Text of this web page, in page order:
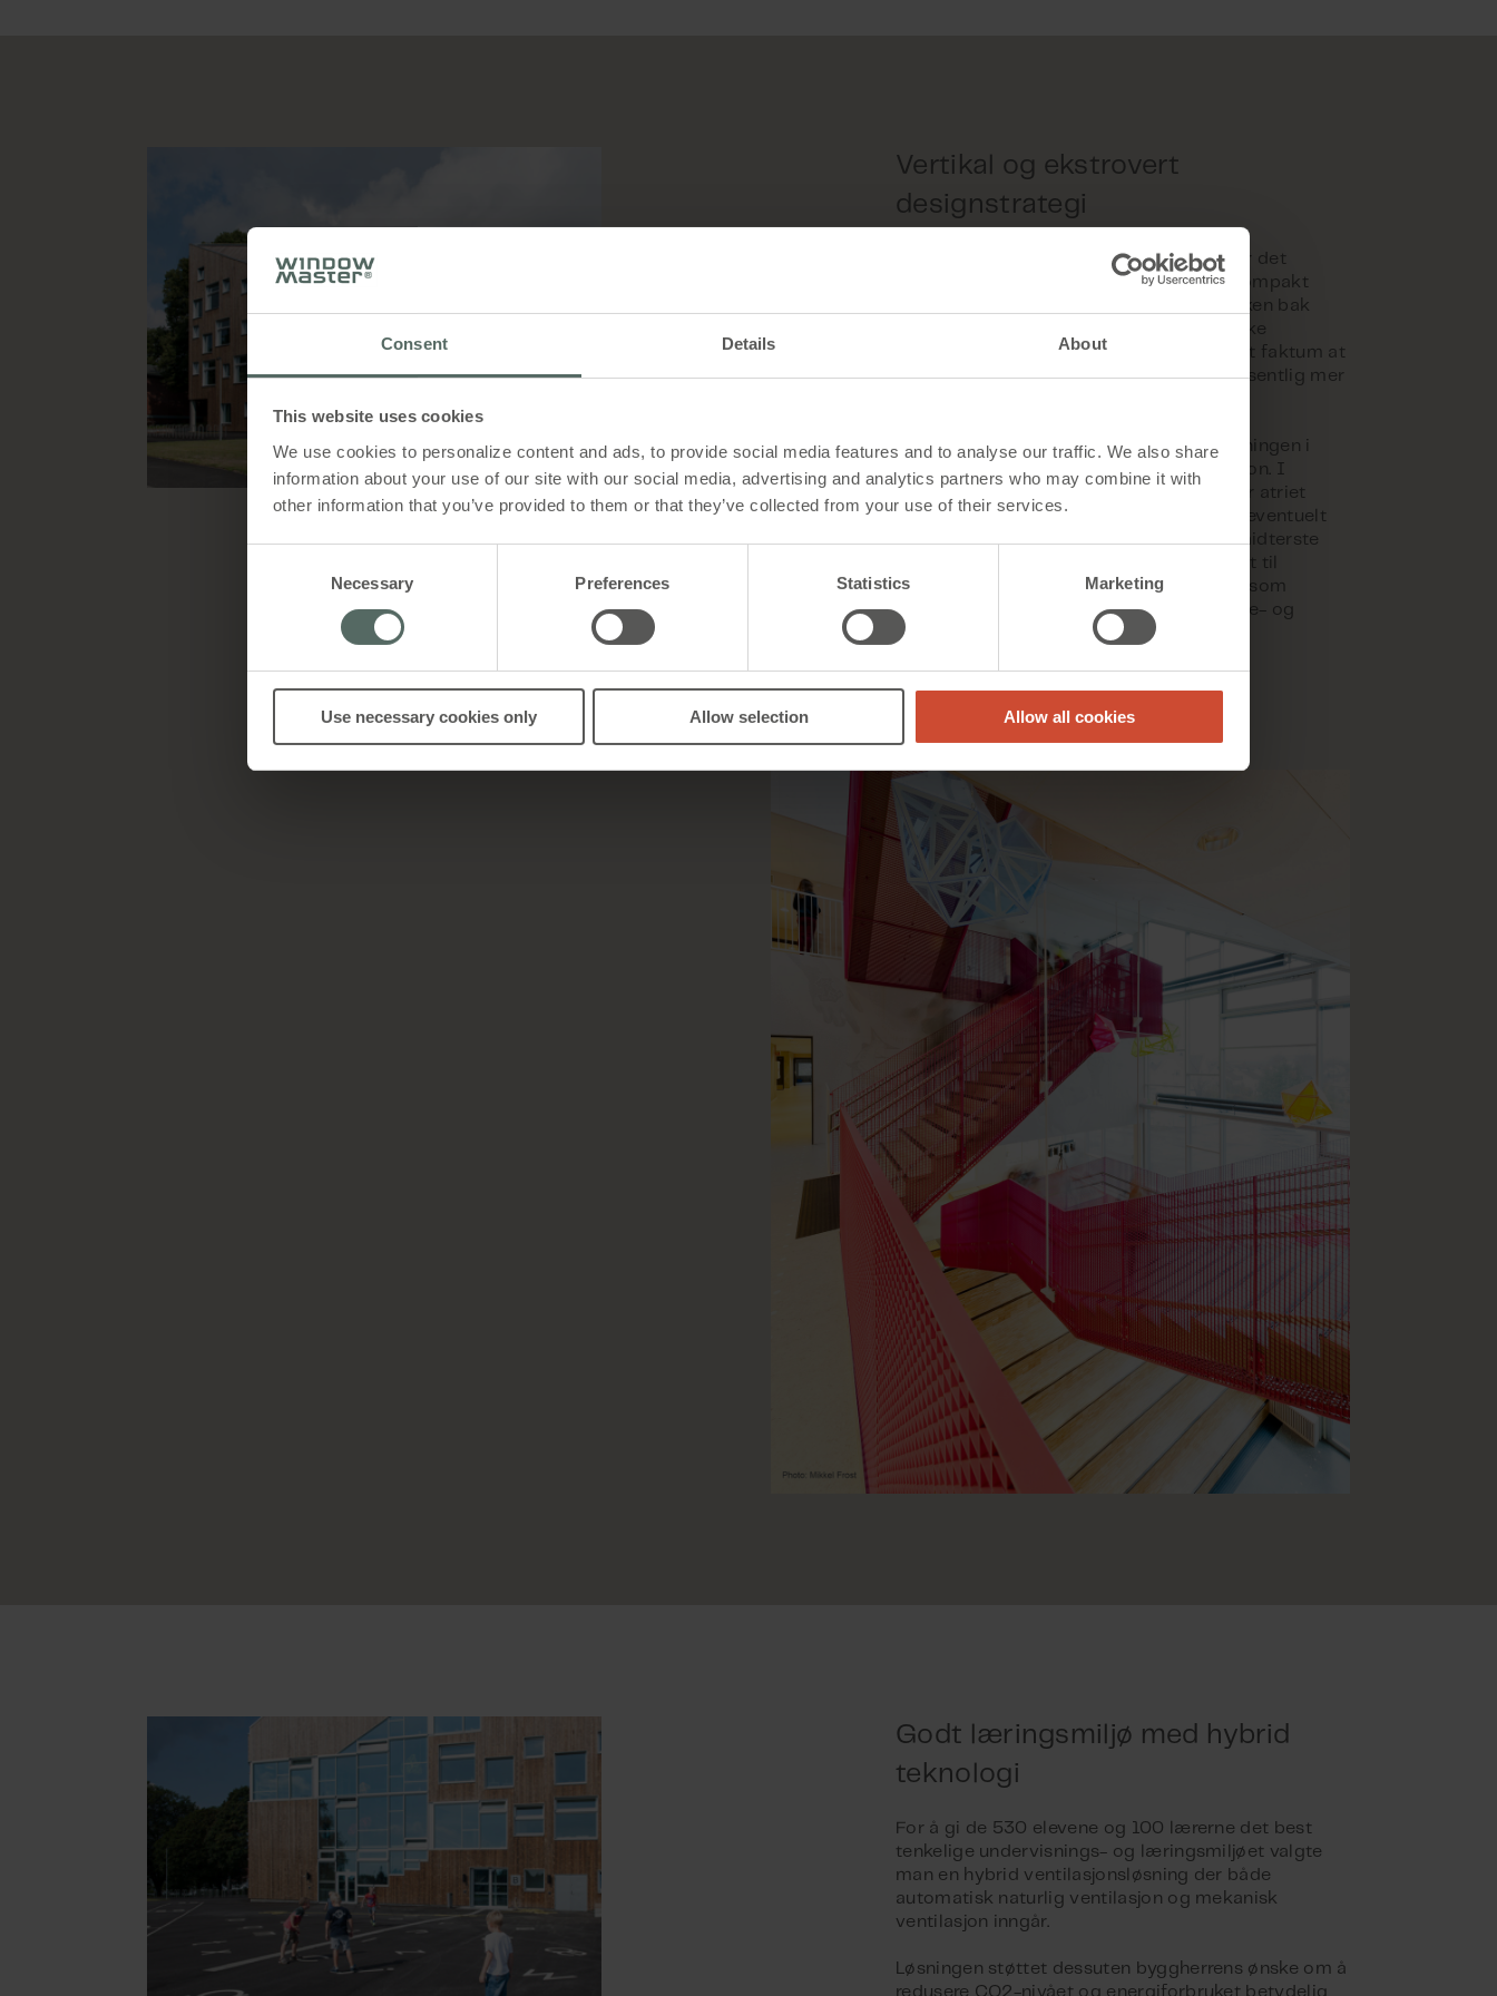
Consent Details About
This website uses cookies
We use cookies to personalize content and ads, to provide social media features and to analyse our traffic. We also share
information about your use of our site with our social media, advertising and analytics partners who may combine it with
other information that you’ve provided to them or that they’ve collected from your use of their services.
Necessary Preferences Statistics Marketing
Use necessary cookies only Allow selection Allow all cookies
Vertikal og ekstrovert
designstrategi
Da Mesterfjellet skole skulle oppføres, var det
CEBRA-arkitektenes visjon å bygge en kompakt
skole med et minimalt CO2-avtrykk. Tanken bak
dette henger sammen med de geotekniske
utfordringene i området, men også på det faktum at
et mindre overflateareal ville etterlate vesentlig mer
Resultatet, som ble offentliggjort ved åpningen i
2014, var en vakker vertikal trekonstruksjon. I
motsetning til tradisjonelle skolebygg der atriet
typisk er plassert introvert midt i skolen, eventuelt
med takvinduer, strekker Mesterfjellets midterste
multifunksjonelle fellesområde seg helt ut til
bygningens glassdominerte fasader, noe som
skaper en tydelig forbindelse mellom inne- og
utearealene.
Godt læringsmiljø med hybrid
teknologi
For å gi de 530 elevene og 100 lærerne det best
tenkelige undervisnings- og læringsmiljøet valgte
man en hybrid ventilasjonsløsning der både
automatisk naturlig ventilasjon og mekanisk
ventilasjon inngår.
Løsningen støttet dessuten byggherrens ønske om å
redusere CO2-nivået og energiforbruket betydelig